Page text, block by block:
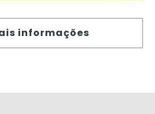
informações